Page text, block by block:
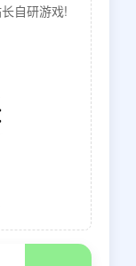
自研游戏!